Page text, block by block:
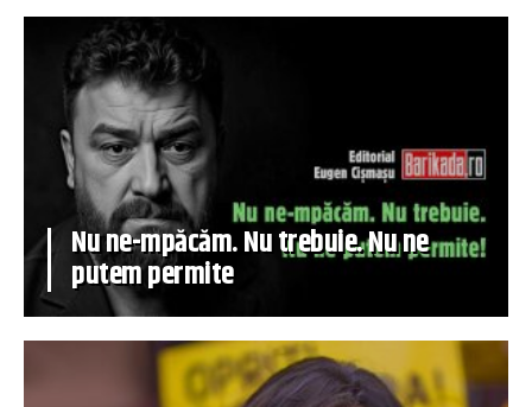
Nu ne-mpăcăm. Nu trebuie. Nu ne
putem permite